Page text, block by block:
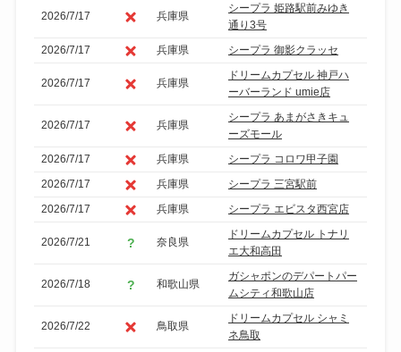
2026/7/17 兵庫県
シープラ 姫路駅前みゆき
通り3号
2026/7/17
兵庫県 シープラ 御影クラッセ
2026/7/17 兵庫県
ドリームカプセル 神戸ハ
ーバーランド umie店
2026/7/17 兵庫県
シープラ あまがさきキュ
ーズモール
2026/7/17
兵庫県
シープラ コロワ甲子園
2026/7/17
兵庫県
シープラ 三宮駅前
2026/7/17
兵庫県 シープラ エビスタ西宮店
2026/7/21 奈良県
ドリームカプセル トナリ
エ大和高田
2026/7/18 和歌山県
ガシャポンのデパートパー
ムシティ和歌山店
2026/7/22 鳥取県
ドリームカプセル シャミ
ネ鳥取